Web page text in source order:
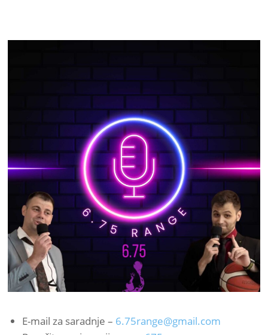
E-mail za saradnje – 6.75range@gmail.com